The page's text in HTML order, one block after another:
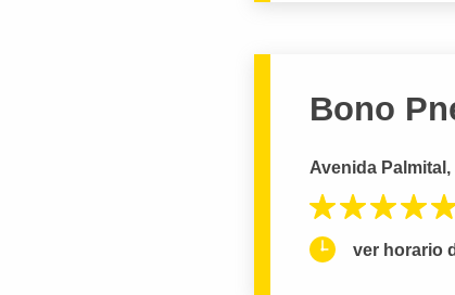
Bono
Avenida
ver horario